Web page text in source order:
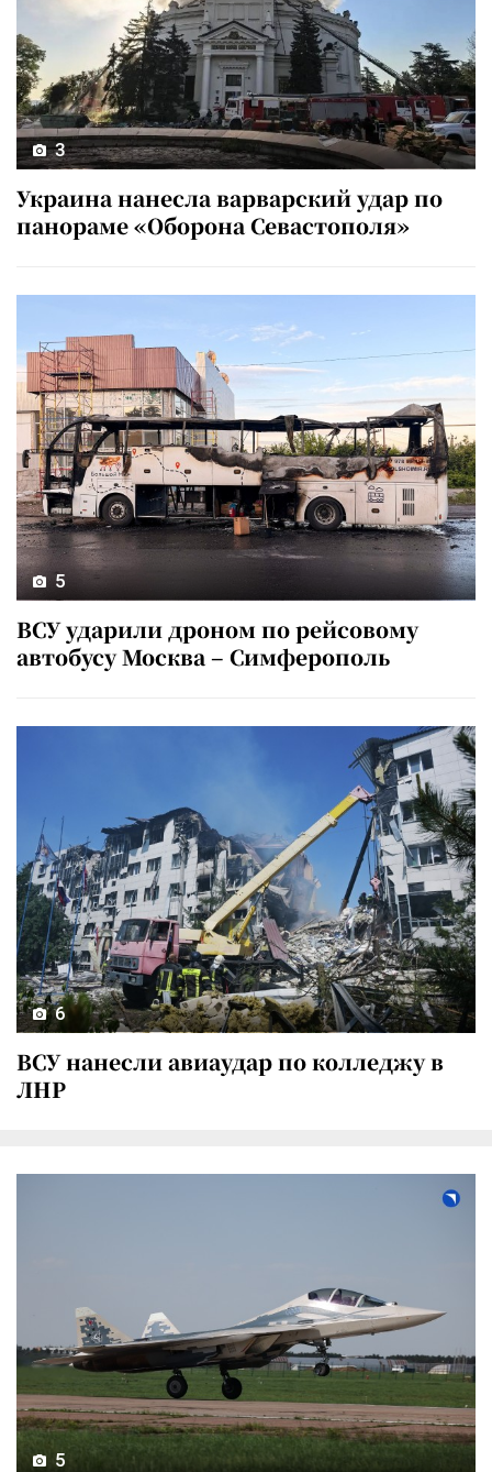
3
Украина нанесла варварский удар по
панораме «Оборона Севастополя»
5
ВСУ ударили дроном по рейсовому
автобусу Москва – Симферополь
6
ВСУ нанесли авиаудар по колледжу в
ЛНР
5